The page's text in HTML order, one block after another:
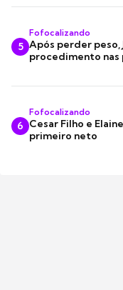
5
Fofocalizando
Após perder peso,
procedimento nas
6
Fofocalizando
Cesar Filho e
primeiro neto